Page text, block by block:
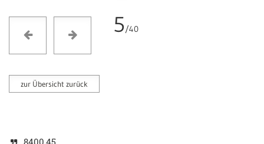
5/40
zur Übersicht zurück
8400,45